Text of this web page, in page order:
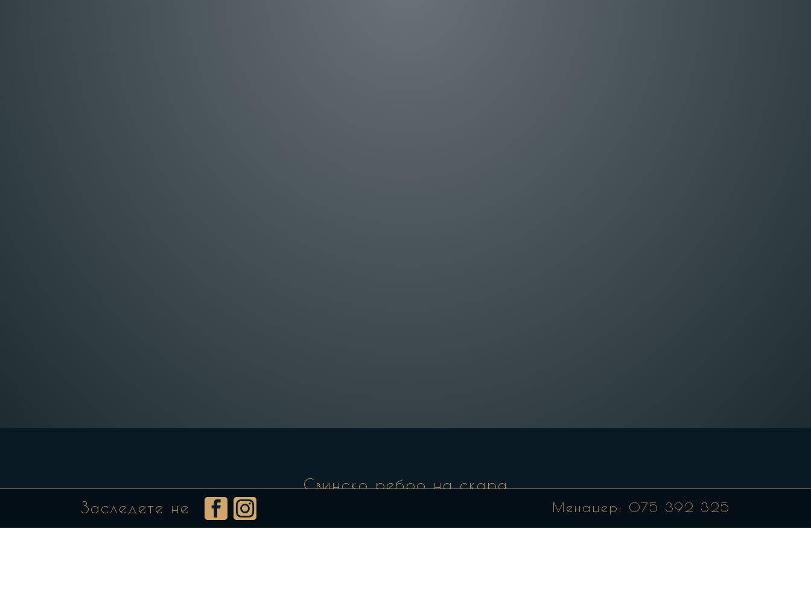
Свинско ребро на скара
Заследете не
  Менаџер: 075 392 325